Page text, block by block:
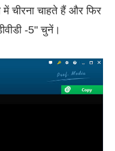
चीरना चाहते हैं और फिर
-5" चुनें।